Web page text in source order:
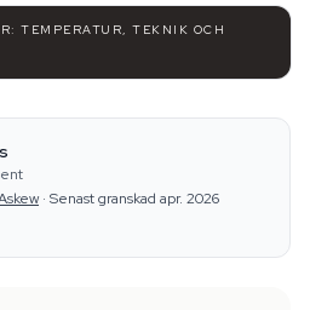
TEMPERATUR, TEKNIK OCH
· Senast granskad apr. 2026